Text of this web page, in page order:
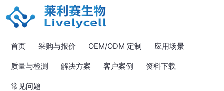
首页 采购与报价 OEM/ODM 定制 应用场景
质量与检测 解决方案 客户案例 资料下载
常见问题